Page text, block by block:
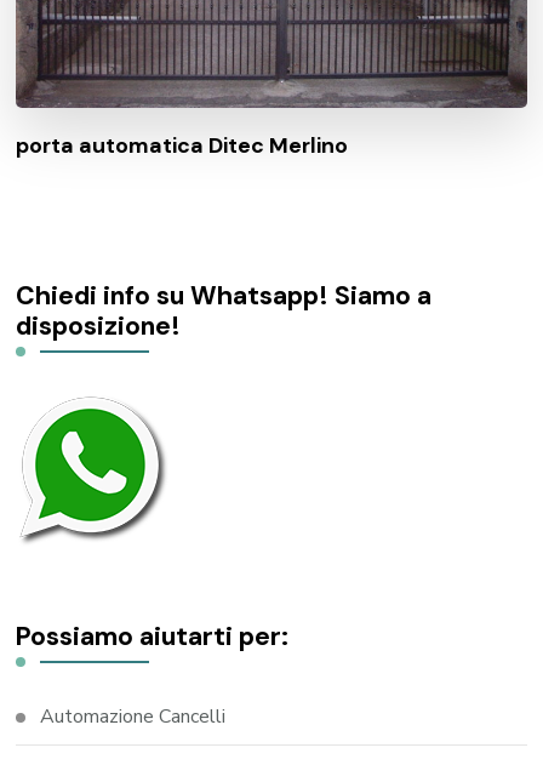
porta automatica Ditec Merlino
Chiedi info su Whatsapp! Siamo a
disposizione!
Possiamo aiutarti per:
Automazione Cancelli